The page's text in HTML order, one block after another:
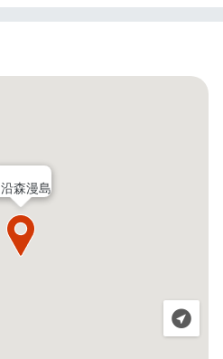
沿森漫島